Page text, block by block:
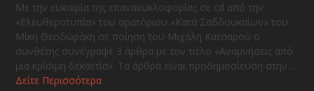
Με την ευκαιρία της επανακυκλοφορίας σε cd από την
«Ελευθεροτυπία» του ορατόριου «Κατά Σαδδουκαίων» του
Μίκη Θεοδωράκη σε ποίηση του Μιχάλη Κατσαρού ο
συνθέτης συνέγραψε 3 άρθρα με τον τίτλο «Αναμνήσεις από
μια κρίσιμη δεκαετία». Τα άρθρα είναι προδημοσίευση στην…
Δείτε Περισσότερα